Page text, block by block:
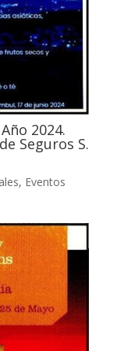
2024.
Seguros S.
, Eventos